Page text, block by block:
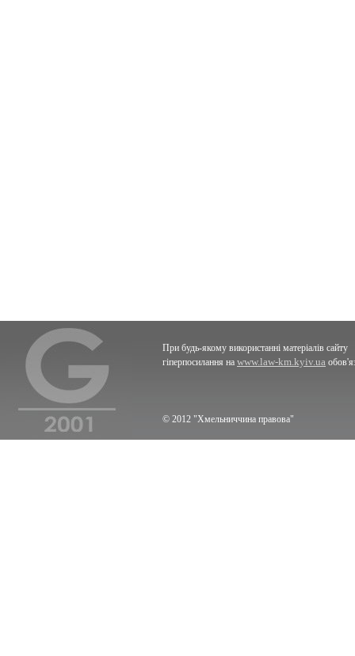
При будь-якому використанні матеріалів сайту
гіперпосилання на www.law-km.kyiv.ua
© 2012 "Хмельниччина правова"